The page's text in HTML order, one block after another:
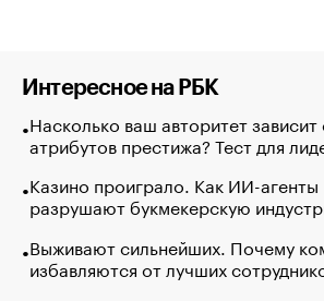
Интересное на РБК
Насколько ваш авторитет зависит
атрибутов престижа? Тест для
Казино проиграло. Как ИИ-агенты
разрушают букмекерскую
Выживают сильнейших. Почему
избавляются от лучших